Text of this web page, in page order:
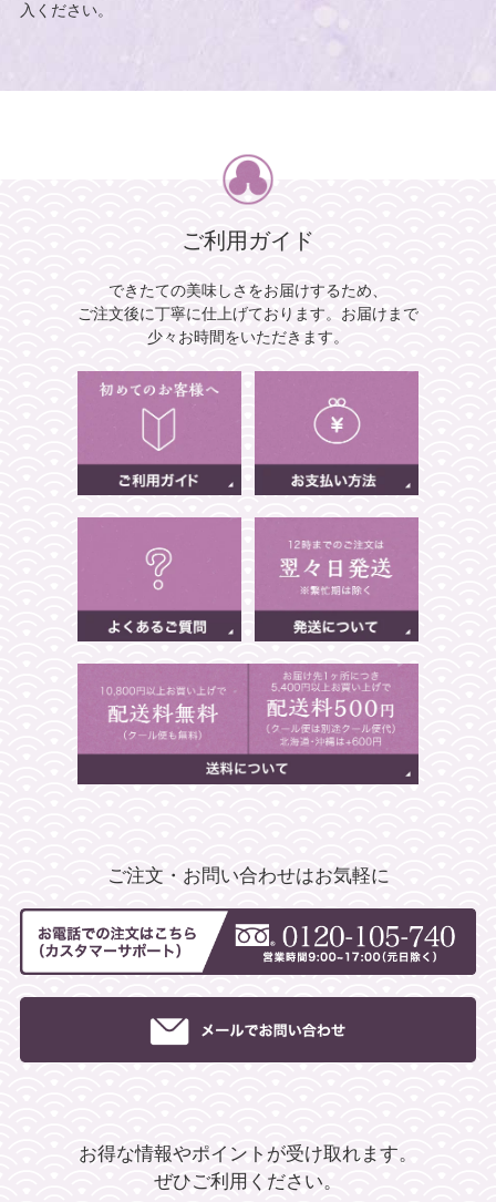
入ください。
ご利用ガイド
できたての美味しさをお届けするため、
ご注文後に丁寧に仕上げております。 お届けまで
少々お時間をいただきます。
ご注文・お問い合わせはお気軽に
お得な情報やポイントが受け取れます。
ぜひご利用ください。